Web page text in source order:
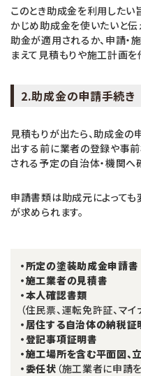
このとき助成金を利用したい
かじめ助成金を使いたいと伝
助金が適用されるか、申請
まえて見積もりや施工計画を
2.助成金の申請手続き
見積もりが出たら、助成金の
出する前に業者の登録や事
される予定の自治体・機関へ
申請書類は助成元によっても
が求められます。
・所定の塗装助成金申請書
・施工業者の見積書
・本人確認書類
（住民票、運転免許証、マ
・居住する自治体の納税証
・登記事項証明書
・施工場所を含む平面図、
・委任状 （施工業者に申請